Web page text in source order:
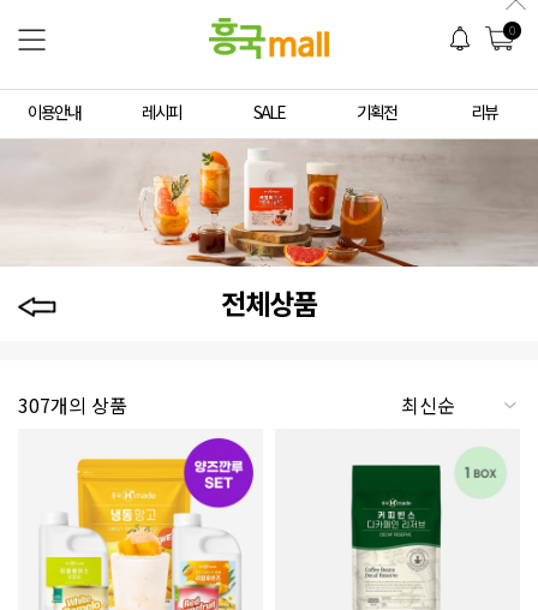
0
이용안내 레시피 SALE 기획전 리뷰
전체상품
307개의 상품